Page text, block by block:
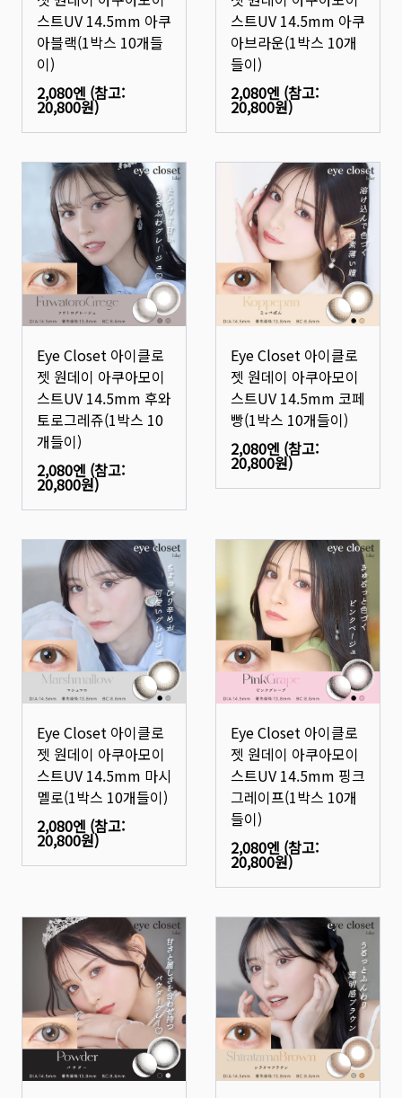
스트UV 14.5mm 아쿠
아블랙(1박스 10개들
이)
2,080엔 (참고:
20,800원)
스트UV 14.5mm 아쿠
아브라운(1박스 10개
들이)
2,080엔 (참고:
20,800원)
Eye Closet 아이클로
젯 원데이 아쿠아모이
스트UV 14.5mm 후와
토로그레쥬(1박스 10
개들이)
2,080엔 (참고:
20,800원)
Eye Closet 아이클로
젯 원데이 아쿠아모이
스트UV 14.5mm 코페
빵(1박스 10개들이)
2,080엔 (참고:
20,800원)
Eye Closet 아이클로
젯 원데이 아쿠아모이
스트UV 14.5mm 마시
멜로(1박스 10개들이)
2,080엔 (참고:
20,800원)
Eye Closet 아이클로
젯 원데이 아쿠아모이
스트UV 14.5mm 핑크
그레이프(1박스 10개
들이)
2,080엔 (참고:
20,800원)